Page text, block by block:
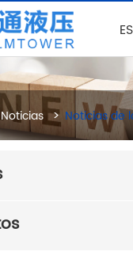
Noticias Noticias de